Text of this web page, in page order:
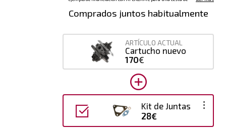
Comprados juntos habitualmente
ARTÍCULO ACTUAL
Cartucho nuevo
170€
Kit de Juntas
28€